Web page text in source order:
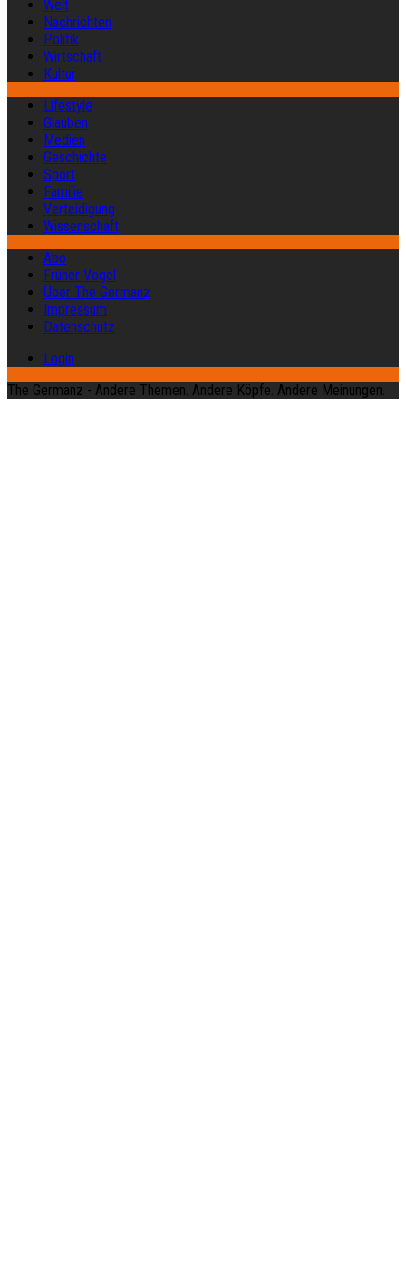
Welt
Nachrichten
Politik
Wirtschaft
Kultur
Lifestyle
Glauben
Medien
Geschichte
Sport
Familie
Verteidigung
Wissenschaft
Abo
Früher Vogel
Über The Germanz
Impressum
Datenschutz
Login
The Germanz - Andere Themen. Andere Köpfe. Andere Meinungen.